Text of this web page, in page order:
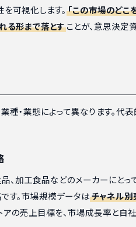
を可視化します。 「この市場のどこ
る形まで落とすことが、意思決定
種・業態によって異なります。代
、加工食品などのメーカーにとっ
す。市場規模データはチャネル
アの売上目標を、市場成長率と自